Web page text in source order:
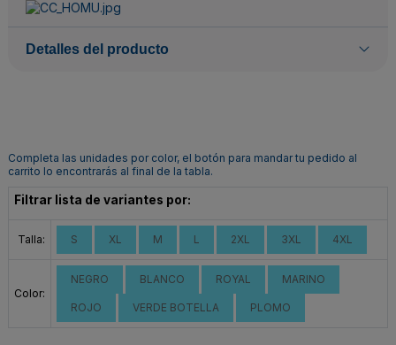
Detalles del producto
Completa las unidades por color, el botón para mandar tu pedido al
carrito lo encontrarás al final de la tabla.
Filtrar lista de variantes por:
Talla: S XL M L 2XL 3XL 4XL
Color:
NEGRO BLANCO ROYAL MARINO
ROJO VERDE BOTELLA PLOMO